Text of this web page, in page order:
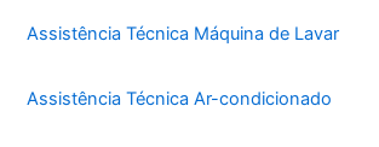
Assistência Técnica Máquina de Lavar
Assistência Técnica Ar-condicionado